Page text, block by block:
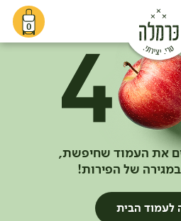
0
את העמוד שחיפשת,
של הפירות!
לעמוד הבית